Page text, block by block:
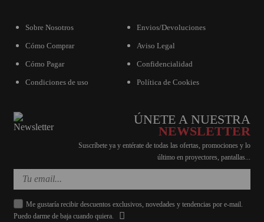
Sobre Nosotros
Cómo Comprar
Cómo Pagar
Condiciones de uso
Envios/Devoluciones
Aviso Legal
Confidencialidad
Política de Cookies
ÚNETE A NUESTRA
NEWSLETTER
Suscríbete ya y entérate de todas las ofertas, promociones y lo
último en proyectores, pantallas...
Me gustaría recibir descuentos exclusivos, novedades y tendencias por e-mail.
Puedo darme de baja cuando quiera.